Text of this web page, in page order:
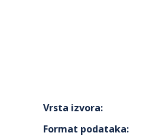
Vrsta izvora:
Format podataka: